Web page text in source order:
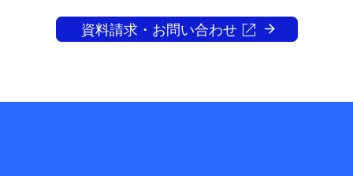
資料請求・お問い合わせ